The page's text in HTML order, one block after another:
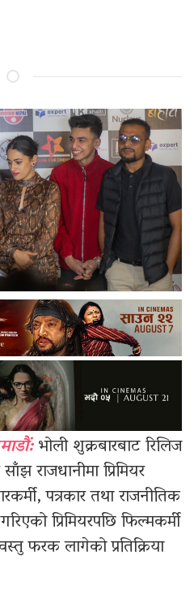
भोली शुक्रबारबाट रिलिज
राजधानीमा प्रिमियर
पत्रकार तथा राजनीतिक
प्रिमियरपछि फिल्मकर्मी
फरक लागेको प्रतिक्रिया